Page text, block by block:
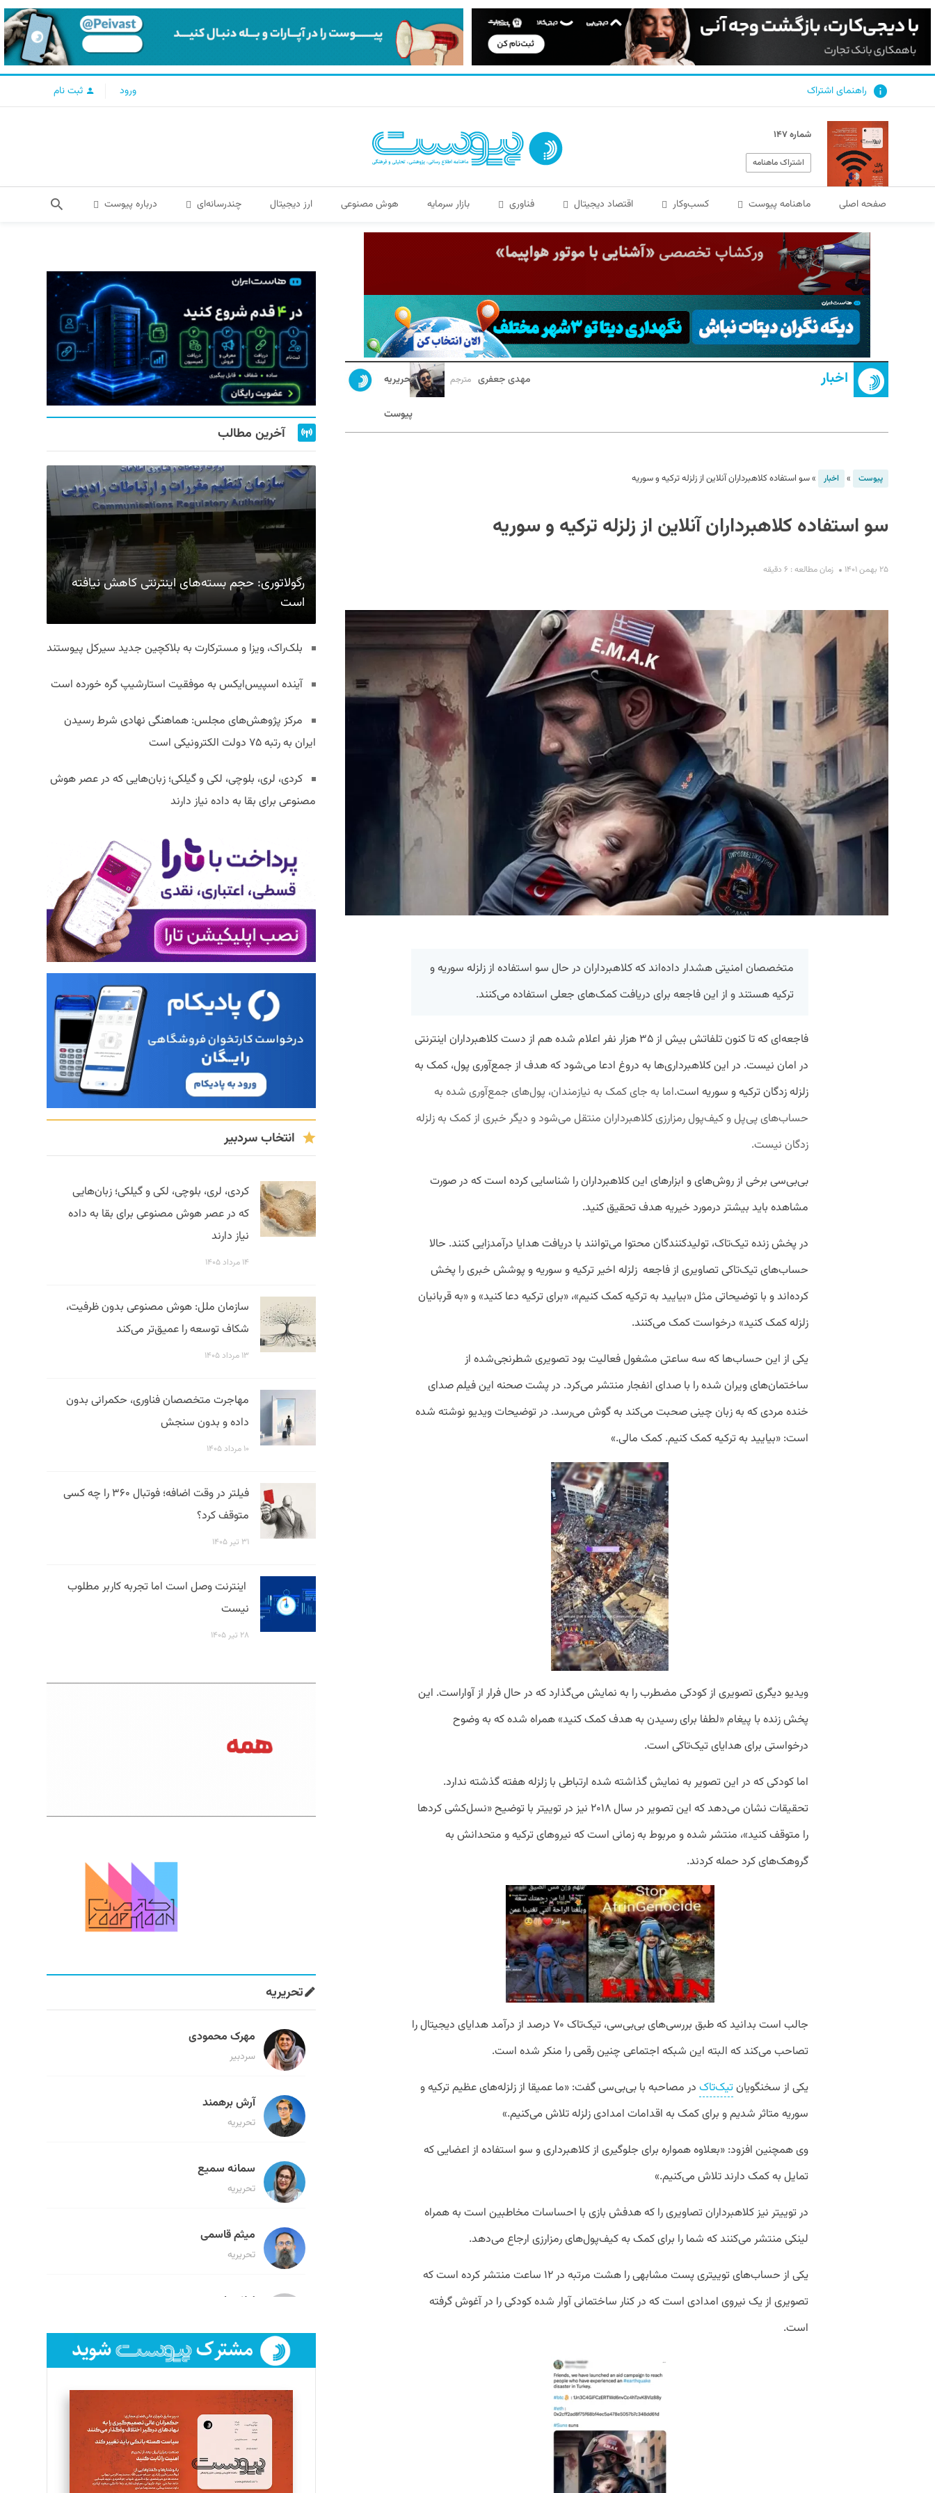
راهنمای اشتراک ورود ثبت نام
شماره ۱۴۷
اشتراک ماهنامه
صفحه اصلی ماهنامه پیوست کسب‌و‌کار اقتصاد دیجیتال فناوری بازار سرمایه هوش مصنوعی ارز دیجیتال چندرسانه‌ای درباره پیوست
اخبار مهدی جعفری مترجم تحریریه
پیوست
پیوست » اخبار »سو استفاده کلاهبرداران آنلاین از زلزله ترکیه و سوریه
سو استفاده کلاهبرداران آنلاین از زلزله ترکیه و سوریه
۲۵ بهمن ۱۴۰۱ زمان مطالعه : ۶ دقیقه
متخصصان امنیتی هشدار داده‌اند که کلاهبرداران در حال سو استفاده از زلزله سوریه و
ترکیه هستند و از این فاجعه برای دریافت کمک‌های جعلی استفاده می‌کنند.
فاجعه‌ای که تا کنون تلفاتش بیش از ۳۵ هزار نفر اعلام شده هم از دست کلاهبرداران اینترنتی
در امان نیست. در این کلاهبرداری‌ها به دروغ ادعا می‌شود که هدف از جمع‌آوری پول، کمک به
زلزله‌ زدگان ترکیه و سوریه است.اما به جای کمک به نیازمندان، پول‌های جمع‌آوری شده به
حساب‌های پی‌پل و کیف‌پول رمزارزی کلاهبرداران منتقل می‌شود و دیگر خبری از کمک به زلزله
زدگان نیست.
بی‌بی‌سی برخی از روش‌های و ابزارهای این کلاهبرداران را شناسایی کرده است که در صورت
مشاهده باید بیشتر درمورد خیریه هدف تحقیق کنید.
در پخش زنده تیک‌تاک، تولیدکنندگان محتوا می‌توانند با دریافت هدایا درآمدزایی کنند. حالا
حساب‌های تیک‌تاکی تصاویری از فاجعه زلزله اخیر ترکیه و سوریه و پوشش خبری را پخش
کرده‌اند و با توضیحاتی مثل «بیایید به ترکیه کمک کنیم»، «برای ترکیه دعا کنید» و «به قربانیان
زلزله کمک کنید» درخواست کمک می‌کنند.
یکی از این حساب‌ها که سه ساعتی مشغول فعالیت بود تصویری شطرنجی‌شده از
ساختمان‌های ویران شده را با صدای انفجار منتشر می‌کرد. در پشت صحنه این فیلم صدای
خنده مردی که به زبان چینی صحبت می‌کند به گوش می‌رسد. در توضیحات ویدیو نوشته شده
است: «بیایید به ترکیه کمک کنیم. کمک مالی.»
ویدیو دیگری تصویری از کودکی مضطرب را به نمایش می‌گذارد که در حال فرار از آواراست. این
پخش زنده با پیغام «لطفا برای رسیدن به هدف کمک کنید» همراه شده که به وضوح
درخواستی برای هدایای تیک‌تاکی است.
اما کودکی که در این تصویر به نمایش گذاشته شده ارتباطی با زلزله هفته گذشته ندارد.
تحقیقات نشان می‌دهد که این تصویر در سال ۲۰۱۸ نیز در توییتر با توضیح «نسل‌کشی کرد‌ها
را متوقف کنید»، منتشر شده و مربوط به زمانی است که نیروهای ترکیه و متحدانش به
گروهک‌های کرد حمله کردند.
جالب است بدانید که طبق بررسی‌های بی‌بی‌سی، تیک‌تاک ۷۰ درصد از درآمد هدایای دیجیتال را
تصاحب می‌کند که البته این شبکه اجتماعی چنین رقمی را منکر شده است.
یکی از سخنگویانتیک‌تاک در مصاحبه با بی‌بی‌سی گفت: «ما عمیقا از زلزله‌های عظیم ترکیه و
سوریه متاثر شدیم و برای کمک به اقدامات امدادی زلزله تلاش می‌کنیم.»
وی همچنین افزود: «بعلاوه همواره برای جلوگیری از کلاهبرداری و سو استفاده از اعضایی که
تمایل به کمک دارند تلاش می‌کنیم.»
در توییتر نیز کلاهبرداران تصاویری را که هدفش بازی با احساسات مخاطبین است به همراه
لینکی منتشر می‌کنند که شما را برای کمک به کیف‌پول‌های رمزارزی ارجاع می‌دهد.
یکی از حساب‌های توییتری پست مشابهی را هشت مرتبه در ۱۲ ساعت منتشر کرده است که
تصویری از یک نیروی امدادی است که در کنار ساختمانی آوار شده کودکی را در آغوش گرفته
است.
آخرین مطالب
رگولاتوری: حجم بسته‌های اینترنتی کاهش نیافته
است
بلک‌راک، ویزا و مسترکارت به بلاکچین جدید سیرکل پیوستند
آینده اسپیس‌ایکس به موفقیت استارشیپ گره خورده است
مرکز پژوهش‌های مجلس: هماهنگی نهادی شرط رسیدن
ایران به رتبه ۷۵ دولت الکترونیکی است
کردی، لری، بلوچی، لکی و گیلکی؛ زبان‌هایی که در عصر هوش
مصنوعی برای بقا به داده نیاز دارند
انتخاب سردبیر
کردی، لری، بلوچی، لکی و گیلکی؛ زبان‌هایی
که در عصر هوش مصنوعی برای بقا به داده
نیاز دارند
۱۴ مرداد ۱۴۰۵
سازمان ملل: هوش مصنوعی بدون ظرفیت،
شکاف توسعه را عمیق‌تر می‌کند
۱۳ مرداد ۱۴۰۵
مهاجرت متخصصان فناوری، حکمرانی بدون
داده و بدون سنجش
۱۰ مرداد ۱۴۰۵
فیلتر در وقت اضافه؛ فوتبال ۳۶۰ را چه کسی
متوقف کرد؟
۳۱ تیر ۱۴۰۵
اینترنت وصل است اما تجربه کاربر مطلوب
نیست
۲۸ تیر ۱۴۰۵
تحریریه
مهرک محمودی
سردبیر
آرش برهمند
تحریریه
سمانه سمیع
تحریریه
میثم قاسمی
تحریریه
لیلا حنارود
فائزه فتحی رستمی
تحریریه
سروش کرمیان
تحریریه